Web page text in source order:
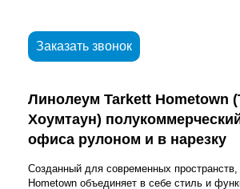
Заказать звонок
Линолеум Tarkett Hometown
Хоумтаун)
офиса рулоном и в нарезку
Созданный для современных
Hometown объединяет в себе стиль и